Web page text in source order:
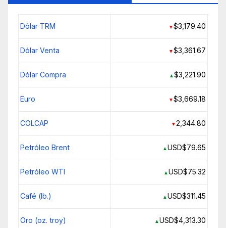
Dólar TRM ▼$3,179.40
Dólar Venta ▼$3,361.67
Dólar Compra ▲$3,221.90
Euro ▼$3,669.18
COLCAP ▼ 2,344.80
Petróleo Brent ▲USD$79.65
Petróleo WTI ▲USD$75.32
Café (lb.) ▲USD$311.45
Oro (oz. troy) ▲USD$4,313.30